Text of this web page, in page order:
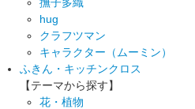
hug
クラフツマン
キャラクター（ムーミン）
ふきん・キッチンクロス
【テーマから探す】
花・植物